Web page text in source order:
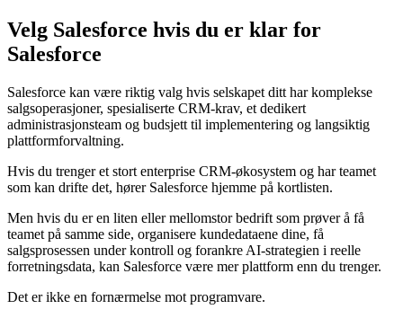
Velg Salesforce hvis du er klar for
Salesforce
Salesforce kan være riktig valg hvis selskapet ditt har komplekse
salgsoperasjoner, spesialiserte CRM-krav, et dedikert
administrasjonsteam og budsjett til implementering og langsiktig
plattformforvaltning.
Hvis du trenger et stort enterprise CRM-økosystem og har teamet
som kan drifte det, hører Salesforce hjemme på kortlisten.
Men hvis du er en liten eller mellomstor bedrift som prøver å få
teamet på samme side, organisere kundedataene dine, få
salgsprosessen under kontroll og forankre AI-strategien i reelle
forretningsdata, kan Salesforce være mer plattform enn du trenger.
Det er ikke en fornærmelse mot programvare.